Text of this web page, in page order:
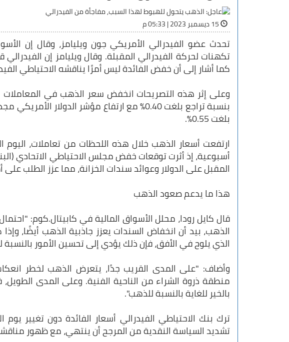
تحدث عضو الفيدرالي الأمريكي جون ويليامز، وقال إن
تكهنات لحركة الفيدرالي المقبلة. وقال ويليامز إن الفيدرالي
كما أشار إلى أن خفض الفائدة ليس أمرًا يناقشه الاحتياطي
بلغت 0.55%.
ارتفعت أسعار الذهب خلال هذه اللحظات من تعاملات،
أسبوعية، إذ أثرت توقعات خفض مجلس الاحتياطي الاتحادي
المقبل على الدولار وعوائد سندات الخزانة، مما عزز الطلب على
هذا ما يدعم صعود الذهب
قال كايل رودا، محلل الأسواق المالية في كابيتال.كوم:
الذهب، بيد أن انخفاض السندات يعزز جاذبية الذهب أيضًا،
الذي يلوح في الأفق، فإن ذلك يؤدي إلى تحسين الأمور
وأضاف: "على المدى القريب جدًا، يتعرض الذهب لخطر
منطقة ذروة الشراء من الناحية الفنية. وعلى المدى
بالخير للغاية بالنسبة للذهب".
ترك بنك الاحتياطي الفيدرالي أسعار الفائدة دون تغيير يوم
تشديد السياسة النقدية من المرجح أن ينتهي، مع ظهور